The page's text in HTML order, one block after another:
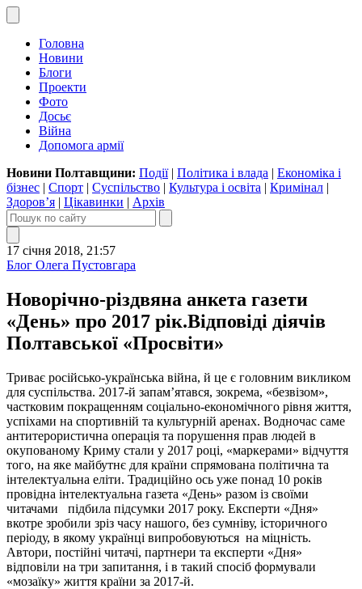
Головна
Новини
Блоги
Проекти
Фото
Досьє
Війна
Допомога армії
Новини Полтавщини: Події| Політика і влада | Економіка і
бізнес | Спорт | Суспільство | Культура і освіта | Кримінал |
Здоров’я | Цікавинки | Архів
17 січня 2018, 21:57
Блог Олега Пустовгара
Новорічно-різдвяна анкета газети
«День» про 2017 рік.Відповіді діячів
Полтавської «Просвіти»
Триває російсько-українська війна, й це є головним викликом
для суспільства. 2017-й запам’ятався, зокрема, «безвізом»,
частковим покращенням соціально-економічного рівня життя,
успіхами на спортивній та культурній аренах. Водночас саме
антитерористична операція та порушення прав людей в
окупованому Криму стали у 2017 році, «маркерами» відчуття
того, на яке майбутнє для країни спрямована політична та
інтелектуальна еліти. Традиційно ось уже понад 10 років
провідна інтелектуальна газета «День» разом із своїми
читачами підбила підсумки 2017 року. Експерти «Дня»
вкотре зробили зріз часу нашого, без сумніву, історичного
періоду, в якому українці випробовуються на міцність.
Автори, постійні читачі, партнери та експерти «Дня»
відповіли на три запитання, і в такий спосіб формували
«мозаїку» життя країни за 2017-й.